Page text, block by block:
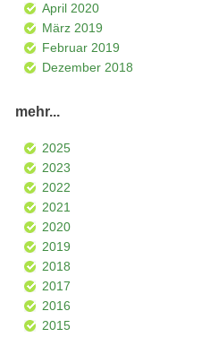
April 2020
März 2019
Februar 2019
Dezember 2018
mehr...
2025
2023
2022
2021
2020
2019
2018
2017
2016
2015